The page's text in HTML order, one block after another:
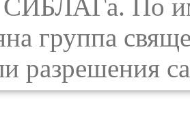
СИБЛАГа. По
группа
разрешения